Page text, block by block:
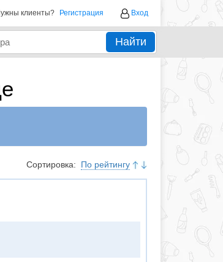
клиенты? Регистрация Вход
Найти
Сортировка: По рейтингу